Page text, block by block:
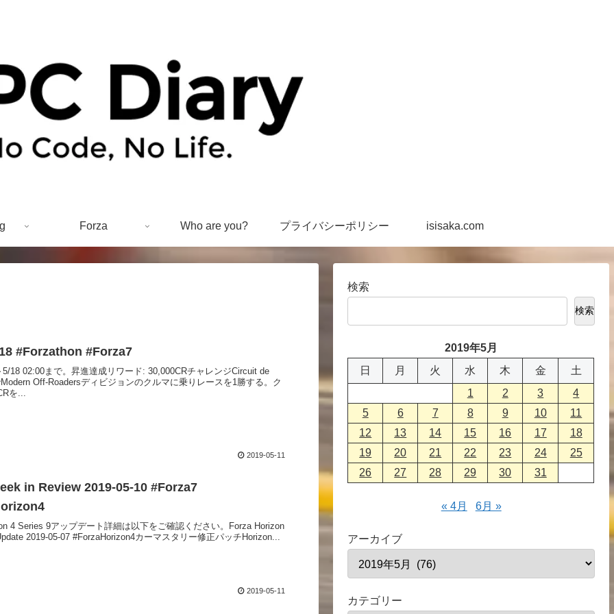
Forza Who are you? プライバシーポリシー isisaka.com
#Forzathon #Forza7
18 02:00まで。昇進達成リワード: 30,000CRチャレンジCircuit de
Off-Roadersディビジョンのクルマに乗りレースを1勝する。ク
を...
2019-05-11
in Review 2019-05-10 #Forza7
4 Series 9アップデート詳細は以下をご確認ください。Forza Horizon
2019-05-07 #ForzaHorizon4カーマスタリー修正パッチHorizon...
2019-05-11
検索
検索
2019年5月
日
月 火 水 木 金
土
1
2 3
4
5
6 7 8 9 10
11
12
13 14 15 16 17
18
19
20 21 22 23 24
25
26
27 28 29 30 31
« 4月 6月 »
アーカイブ
カテゴリー